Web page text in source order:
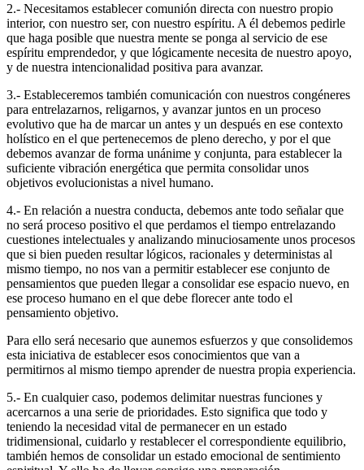
2.- Necesitamos establecer comunión directa con nuestro propio
interior, con nuestro ser, con nuestro espíritu. A él debemos pedirle
que haga posible que nuestra mente se ponga al servicio de ese
espíritu emprendedor, y que lógicamente necesita de nuestro apoyo,
y de nuestra intencionalidad positiva para avanzar.
3.- Estableceremos también comunicación con nuestros congéneres
para entrelazarnos, religarnos, y avanzar juntos en un proceso
evolutivo que ha de marcar un antes y un después en ese contexto
holístico en el que pertenecemos de pleno derecho, y por el que
debemos avanzar de forma unánime y conjunta, para establecer la
suficiente vibración energética que permita consolidar unos
objetivos evolucionistas a nivel humano.
4.- En relación a nuestra conducta, debemos ante todo señalar que
no será proceso positivo el que perdamos el tiempo entrelazando
cuestiones intelectuales y analizando minuciosamente unos procesos
que si bien pueden resultar lógicos, racionales y deterministas al
mismo tiempo, no nos van a permitir establecer ese conjunto de
pensamientos que pueden llegar a consolidar ese espacio nuevo, en
ese proceso humano en el que debe florecer ante todo el
pensamiento objetivo.
Para ello será necesario que aunemos esfuerzos y que consolidemos
esta iniciativa de establecer esos conocimientos que van a
permitirnos al mismo tiempo aprender de nuestra propia experiencia.
5.- En cualquier caso, podemos delimitar nuestras funciones y
acercarnos a una serie de prioridades. Esto significa que todo y
teniendo la necesidad vital de permanecer en un estado
tridimensional, cuidarlo y restablecer el correspondiente equilibrio,
también hemos de consolidar un estado emocional de sentimiento